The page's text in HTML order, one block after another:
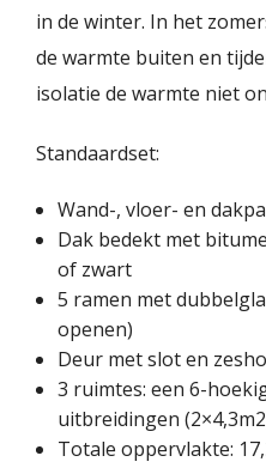
in de winter. In het
de warmte buiten en
isolatie de warmte niet
Standaardset:
Wand-, vloer- en
Dak bedekt met
of zwart
5 ramen met
openen)
Deur met slot en
3 ruimtes: een 6-
uitbreidingen
Totale oppervlakte: